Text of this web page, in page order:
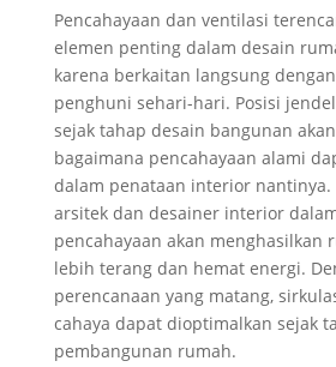
Pencahayaan dan ventilasi
elemen penting dalam desain
karena berkaitan langsung
penghuni sehari-hari. Posisi
sejak tahap desain bangunan
bagaimana pencahayaan alami
dalam penataan interior nantinya.
arsitek dan desainer interior
pencahayaan akan menghasilkan
lebih terang dan hemat energi.
perencanaan yang matang,
cahaya dapat dioptimalkan sejak
pembangunan rumah.